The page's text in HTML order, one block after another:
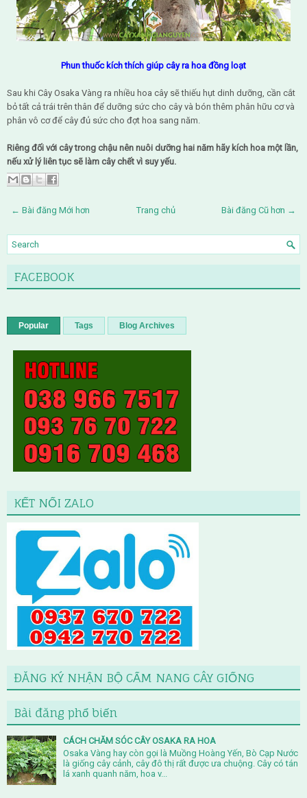
Phun thuốc kích thích giúp cây ra hoa đồng loạt
Sau khi Cây Osaka Vàng ra nhiều hoa cây sẽ thiếu hụt dinh dưỡng, cần cắt
bỏ tất cả trái trên thân để dưỡng sức cho cây và bón thêm phân hữu cơ và
phân vô cơ để cây đủ sức cho đợt hoa sang năm.
Riêng đối với cây trong chậu nên nuôi dưỡng hai năm hãy kích hoa một lần,
nếu xử lý liên tục sẽ làm cây chết vì suy yếu.
← Bài đăng Mới hơn Bài đăng Cũ hơn →
Trang chủ
FACEBOOK
Popular Tags Blog Archives
KẾT NỐI ZALO
ĐĂNG KÝ NHẬN BỘ CẨM NANG CÂY GIỐNG
Bài đăng phổ biến
CÁCH CHĂM SÓC CÂY OSAKA RA HOA
Osaka Vàng hay còn gọi là Muồng Hoàng Yến, Bò Cạp Nước
là giống cây cảnh, cây đô thị rất được ưa chuộng. Cây có tán
lá xanh quanh năm, hoa v...